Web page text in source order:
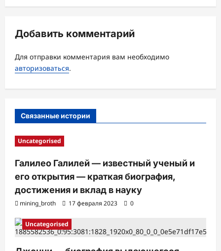
з
п
и
с
Добавить комментарий
Для отправки комментария вам необходимо
авторизоваться.
Связанные истории
Uncategorised
Галилео Галилей — известный ученый и
его открытия — краткая биография,
достижения и вклад в науку
mining_broth 17 февраля 2023 0
Uncategorised